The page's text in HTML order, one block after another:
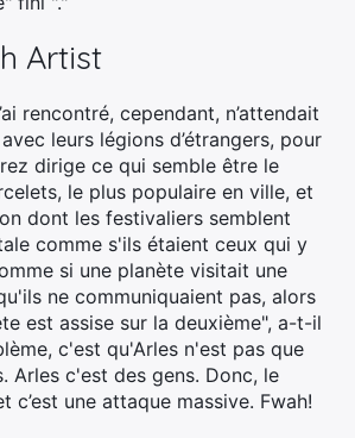
Artist
rencontré, cependant, n’attendait
leurs légions d’étrangers, pour
dirige ce qui semble être le
le plus populaire en ville, et
dont les festivaliers semblent
comme s'ils étaient ceux qui y
si une planète visitait une
ne communiquaient pas, alors
est assise sur la deuxième", a-t-il
c'est qu'Arles n'est pas que
Arles c'est des gens. Donc, le
c’est une attaque massive. Fwah!
×